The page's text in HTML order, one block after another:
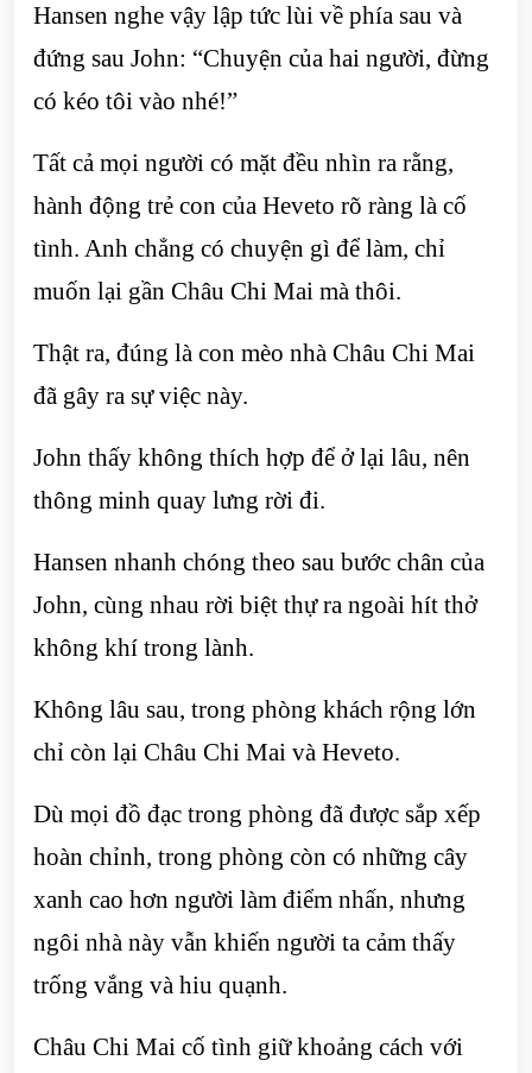
Hansen nghe vậy lập tức lùi về phía sau và
đứng sau John: “Chuyện của hai người, đừng
có kéo tôi vào nhé!”
Tất cả mọi người có mặt đều nhìn ra rằng,
hành động trẻ con của Heveto rõ ràng là cố
tình. Anh chẳng có chuyện gì để làm, chỉ
muốn lại gần Châu Chi Mai mà thôi.
Thật ra, đúng là con mèo nhà Châu Chi Mai
đã gây ra sự việc này.
John thấy không thích hợp để ở lại lâu, nên
thông minh quay lưng rời đi.
Hansen nhanh chóng theo sau bước chân của
John, cùng nhau rời biệt thự ra ngoài hít thở
không khí trong lành.
Không lâu sau, trong phòng khách rộng lớn
chỉ còn lại Châu Chi Mai và Heveto.
Dù mọi đồ đạc trong phòng đã được sắp xếp
hoàn chỉnh, trong phòng còn có những cây
xanh cao hơn người làm điểm nhấn, nhưng
ngôi nhà này vẫn khiến người ta cảm thấy
trống vắng và hiu quạnh.
Châu Chi Mai cố tình giữ khoảng cách với